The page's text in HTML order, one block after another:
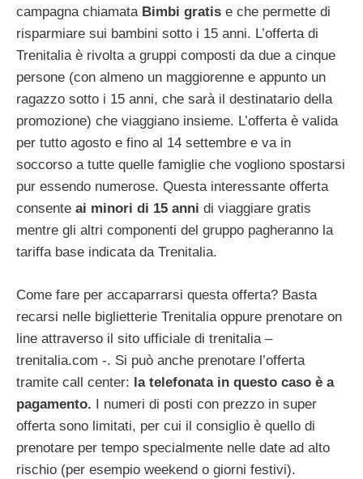
campagna chiamata Bimbi gratis e che permette di
risparmiare sui bambini sotto i 15 anni. L’offerta di
Trenitalia è rivolta a gruppi composti da due a cinque
persone (con almeno un maggiorenne e appunto un
ragazzo sotto i 15 anni, che sarà il destinatario della
promozione) che viaggiano insieme. L’offerta è valida
per tutto agosto e fino al 14 settembre e va in
soccorso a tutte quelle famiglie che vogliono spostarsi
pur essendo numerose. Questa interessante offerta
consente ai minori di 15 anni di viaggiare gratis
mentre gli altri componenti del gruppo pagheranno la
tariffa base indicata da Trenitalia.
Come fare per accaparrarsi questa offerta? Basta
recarsi nelle biglietterie Trenitalia oppure prenotare on
line attraverso il sito ufficiale di trenitalia –
trenitalia.com -. Si può anche prenotare l’offerta
tramite call center: la telefonata in questo caso è a
pagamento. I numeri di posti con prezzo in super
offerta sono limitati, per cui il consiglio è quello di
prenotare per tempo specialmente nelle date ad alto
rischio (per esempio weekend o giorni festivi).